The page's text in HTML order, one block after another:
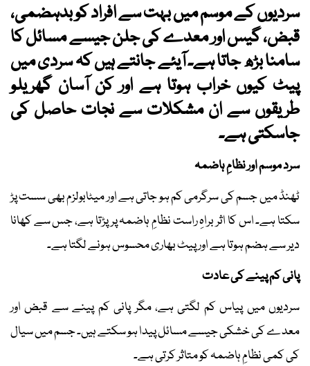
سردیوں کے موسم میں بہت سے افراد کو بدہضمی،
قبض، گیس اور معدے کی جلن جیسے مسائل کا
سامنا بڑھ جاتا ہے۔ آیئے جانتے ہیں کہ سردی میں
پیٹ کیوں خراب ہوتا ہے اور کن آسان گھریلو
طریقوں سے ان مشکلات سے نجات حاصل کی
جاسکتی ہے۔
سرد موسم اور نظامِ ہاضمہ
ٹھنڈ میں جسم کی سرگرمی کم ہو جاتی ہے اور میٹابولزم بھی سست پڑ
سکتا ہے۔ اس کا اثر براہِ راست نظامِ ہاضمہ پر پڑتا ہے، جس سے کھانا
دیر سے ہضم ہوتا ہے اور پیٹ بھاری محسوس ہونے لگتا ہے۔
پانی کم پینے کی عادت
سردیوں میں پیاس کم لگتی ہے، مگر پانی کم پینے سے قبض اور
معدے کی خشکی جیسے مسائل پیدا ہو سکتے ہیں۔ جسم میں سیال
کی کمی نظامِ ہاضمہ کو متاثر کرتی ہے۔